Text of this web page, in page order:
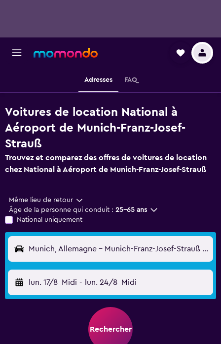
Adresses FAQ
Voitures de location National à
Aéroport de Munich-Franz-Josef-
Strauß
Trouvez et comparez des offres de voitures de location
chez National à Aéroport de Munich-Franz-Josef-Strauß
Même lieu de retour
Âge de la personne qui conduit : 25-65 ans
National uniquement
Munich, Allemagne - Munich-Franz-Josef-Strauß (MUC)
lun. 17/8 Midi - lun. 24/8 Midi
Rechercher